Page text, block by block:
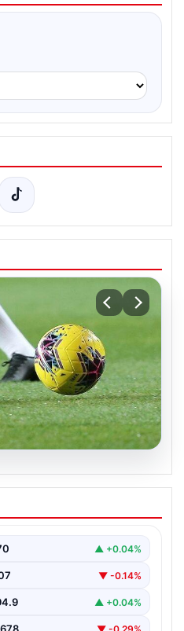
Günkü Maç
verici bir…
▲ +0.04%
▼ -0.14%
▲ +0.04%